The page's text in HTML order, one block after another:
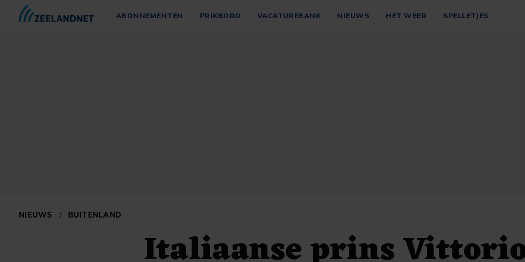
ABONNEMENTEN PRIKBORD VACATUREBANK NIEUWS HET WEER SPELLETJES
NIEUWS / BUITENLAND